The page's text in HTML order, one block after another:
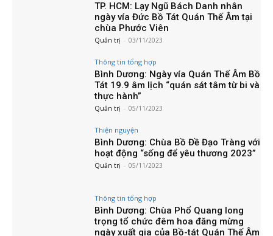
TP. HCM: Lạy Ngũ Bách Danh nhân
ngày vía Đức Bồ Tát Quán Thế Âm tại
chùa Phước Viên
Quản trị - 03/11/2023
Thông tin tổng hợp
Bình Dương: Ngày vía Quán Thế Âm Bồ
Tát 19.9 âm lịch “quán sát tâm từ bi và
thực hành”
Quản trị - 05/11/2023
Thiện nguyện
Bình Dương: Chùa Bồ Đề Đạo Tràng với
hoạt động “sống để yêu thương 2023”
Quản trị - 05/11/2023
Thông tin tổng hợp
Bình Dương: Chùa Phổ Quang long
trọng tổ chức đêm hoa đăng mừng
ngày xuất gia của Bồ-tát Quán Thế Âm